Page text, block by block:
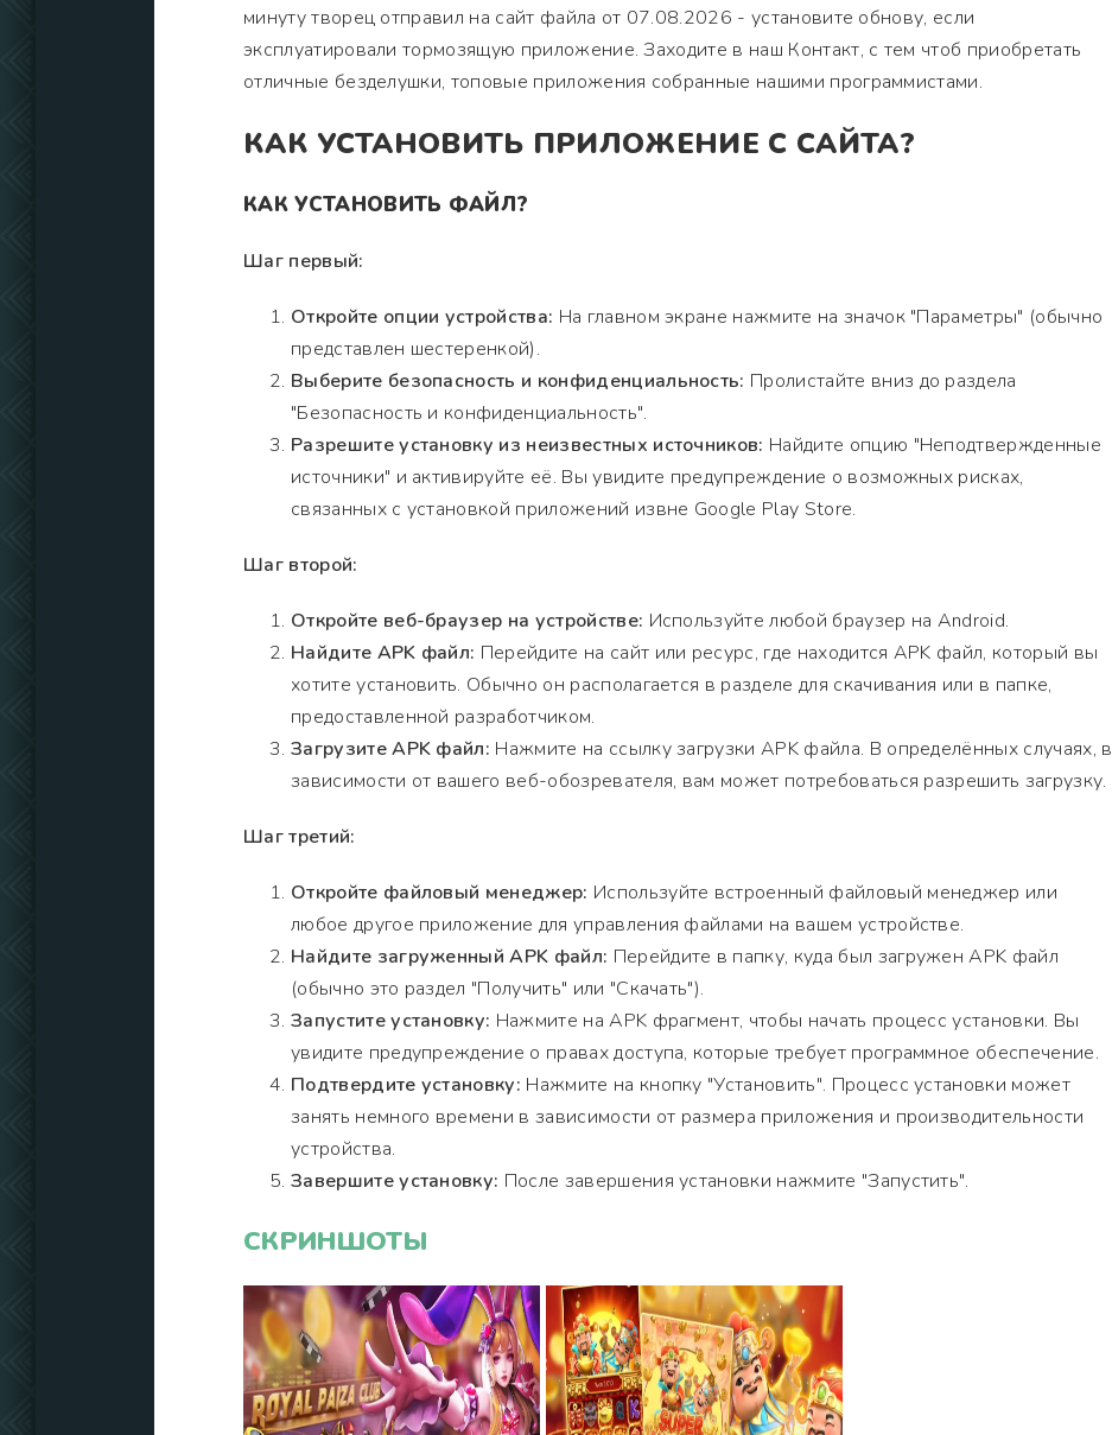
минуту творец отправил на сайт файла от 07.08.2026 - установите обнову, если
эксплуатировали тормозящую приложение. Заходите в наш Контакт, с тем чтоб приобретать
отличные безделушки, топовые приложения собранные нашими программистами.
КАК УСТАНОВИТЬ ПРИЛОЖЕНИЕ С САЙТА?
КАК УСТАНОВИТЬ ФАЙЛ?
Шаг первый:
Откройте опции устройства: На главном экране нажмите на значок "Параметры" (обычно
представлен шестеренкой).
Выберите безопасность и конфиденциальность: Пролистайте вниз до раздела
"Безопасность и конфиденциальность".
Разрешите установку из неизвестных источников: Найдите опцию "Неподтвержденные
источники" и активируйте её. Вы увидите предупреждение о возможных рисках,
связанных с установкой приложений извне Google Play Store.
Шаг второй:
Откройте веб-браузер на устройстве: Используйте любой браузер на Android.
Найдите APK файл: Перейдите на сайт или ресурс, где находится APK файл, который вы
хотите установить. Обычно он располагается в разделе для скачивания или в папке,
предоставленной разработчиком.
Загрузите APK файл: Нажмите на ссылку загрузки APK файла. В определённых случаях, в
зависимости от вашего веб-обозревателя, вам может потребоваться разрешить загрузку.
Шаг третий:
Откройте файловый менеджер: Используйте встроенный файловый менеджер или
любое другое приложение для управления файлами на вашем устройстве.
Найдите загруженный APK файл: Перейдите в папку, куда был загружен APK файл
(обычно это раздел "Получить" или "Скачать").
Запустите установку: Нажмите на APK фрагмент, чтобы начать процесс установки. Вы
увидите предупреждение о правах доступа, которые требует программное обеспечение.
Подтвердите установку: Нажмите на кнопку "Установить". Процесс установки может
занять немного времени в зависимости от размера приложения и производительности
устройства.
Завершите установку: После завершения установки нажмите "Запустить".
СКРИНШОТЫ